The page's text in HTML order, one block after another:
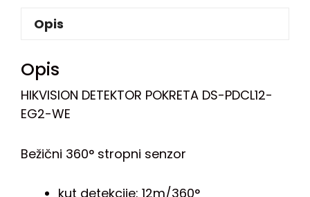
Opis
Opis
HIKVISION DETEKTOR POKRETA DS-PDCL12-
EG2-WE
Bežični 360° stropni senzor
kut detekcije: 12m/360°